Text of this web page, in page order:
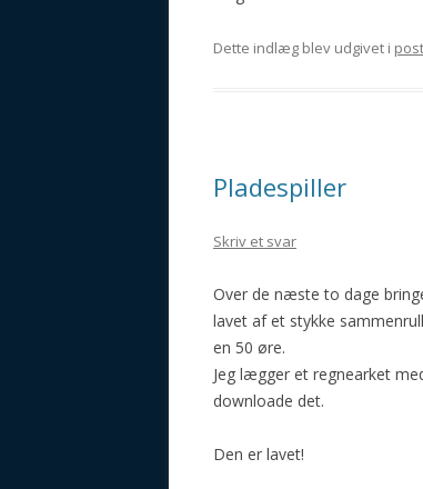
Dette indlæg blev udgivet i
Pladespiller
Skriv et svar
Over de næste to dage
lavet af et stykke
en 50 øre.
Jeg lægger et regnearket
downloade det.
Den er lavet!